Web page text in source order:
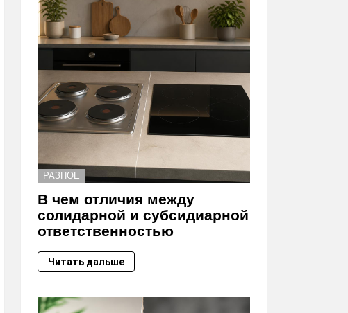
РАЗНОЕ
В чем отличия между
солидарной и субсидиарной
ответственностью
Читать дальше